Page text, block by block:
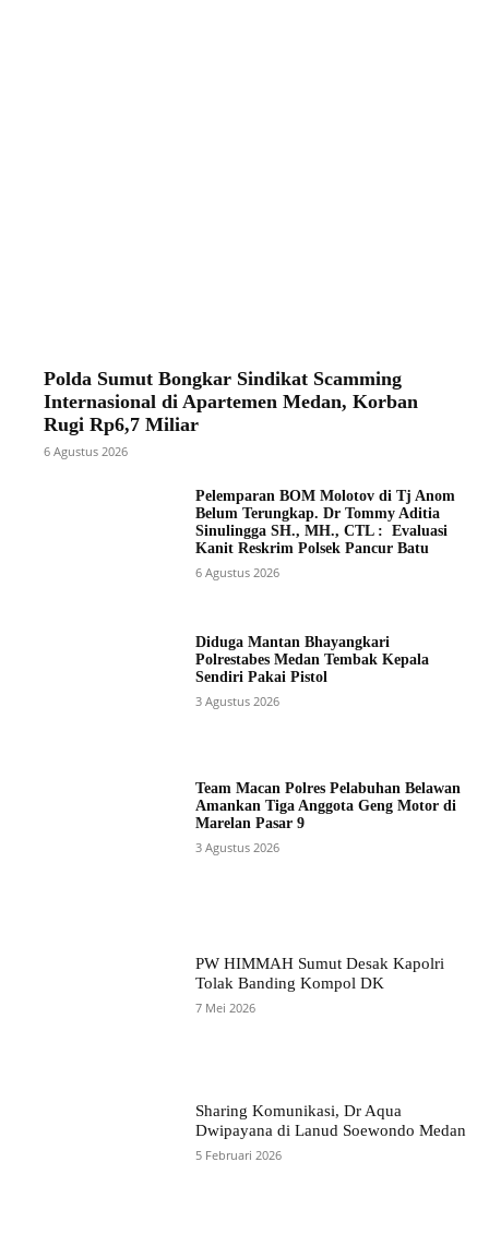
Polda Sumut Bongkar Sindikat Scamming
Internasional di Apartemen Medan, Korban
Rugi Rp6,7 Miliar
6 Agustus 2026
Pelemparan BOM Molotov di Tj Anom
Belum Terungkap. Dr Tommy Aditia
Sinulingga SH., MH., CTL : Evaluasi
Kanit Reskrim Polsek Pancur Batu
6 Agustus 2026
Diduga Mantan Bhayangkari
Polrestabes Medan Tembak Kepala
Sendiri Pakai Pistol
3 Agustus 2026
Team Macan Polres Pelabuhan Belawan
Amankan Tiga Anggota Geng Motor di
Marelan Pasar 9
3 Agustus 2026
PW HIMMAH Sumut Desak Kapolri
Tolak Banding Kompol DK
7 Mei 2026
Sharing Komunikasi, Dr Aqua
Dwipayana di Lanud Soewondo Medan
5 Februari 2026